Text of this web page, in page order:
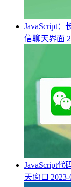
JavaScript
信聊天界面
JavaScript
天窗口